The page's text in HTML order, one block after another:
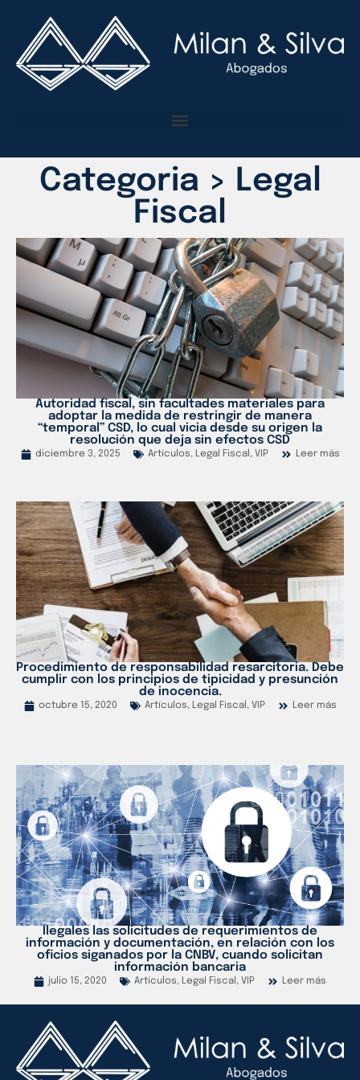
Categoria > Legal
Fiscal
Autoridad fiscal, sin facultades materiales para
adoptar la medida de restringir de manera
“temporal” CSD, lo cual vicia desde su origen la
resolución que deja sin efectos CSD
diciembre 3, 2025 Artículos, Legal Fiscal , VIP Leer más
Procedimiento de responsabilidad resarcitoria. Debe
cumplir con los principios de tipicidad y presunción
de inocencia.
octubre 15, 2020 Artículos, Legal Fiscal , VIP Leer más
Ilegales las solicitudes de requerimientos de
información y documentación, en relación con los
oficios siganados por la CNBV, cuando solicitan
información bancaria
julio 15, 2020 Artículos, Legal Fiscal , VIP Leer más